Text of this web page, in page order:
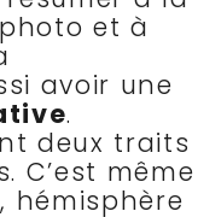
et à
avoir une
.
deux traits
C’est même
hémisphère